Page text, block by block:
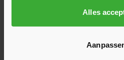
Alles
Wat is de actuele levertijd?
Verwerkingsadvies